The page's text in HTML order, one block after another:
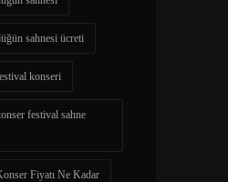
sahnesi ücreti
konseri
festival sahne
Fiyatı Ne Kadar